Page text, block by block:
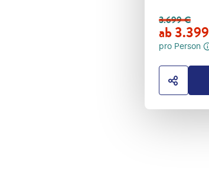
3.699€
ab3.399
pro Person